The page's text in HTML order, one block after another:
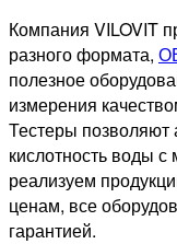
Компания VILOVIT
разного формата,
полезное
измерения
Тестеры позволяют
кислотность воды с
реализуем
ценам, все
гарантией.